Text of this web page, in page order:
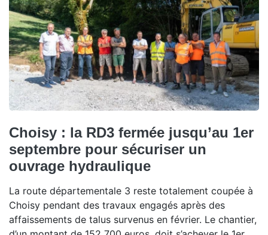
Choisy : la RD3 fermée jusqu’au 1er
septembre pour sécuriser un
ouvrage hydraulique
La route départementale 3 reste totalement coupée à
Choisy pendant des travaux engagés après des
affaissements de talus survenus en février. Le chantier,